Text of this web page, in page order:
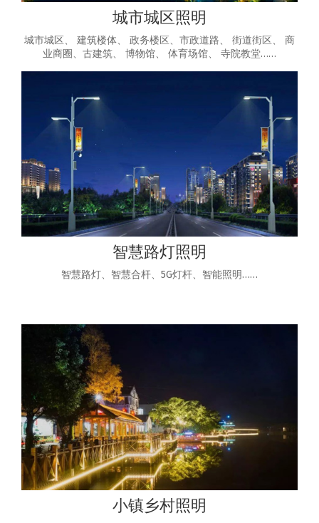
城市城区照明
城市城区、 建筑楼体、 政务楼区、市政道路、 街道街区、 商
业商圈、古建筑、 博物馆、 体育场馆、 寺院教堂……
智慧路灯照明
智慧路灯、智慧合杆、5G灯杆、智能照明……
小镇乡村照明